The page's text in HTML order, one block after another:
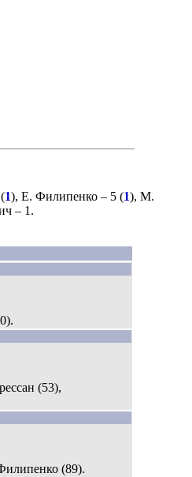
1), Е. Филипенко – 5 (1), М.
– 1.
(53),
(89).